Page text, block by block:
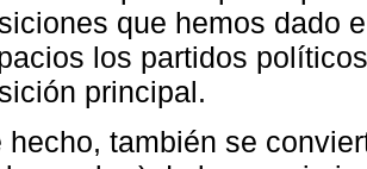
que hemos dado
los partidos
principal.
hecho, también se